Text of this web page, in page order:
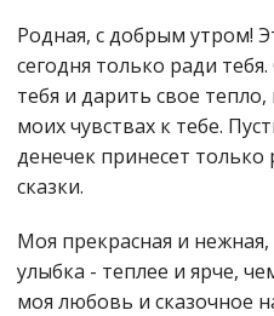
Родная, с добрым утром!
сегодня только ради
тебя и дарить свое
моих чувствах к тебе.
денечек принесет
сказки.
Моя прекрасная и
улыбка - теплее и ярче,
моя любовь и сказочное